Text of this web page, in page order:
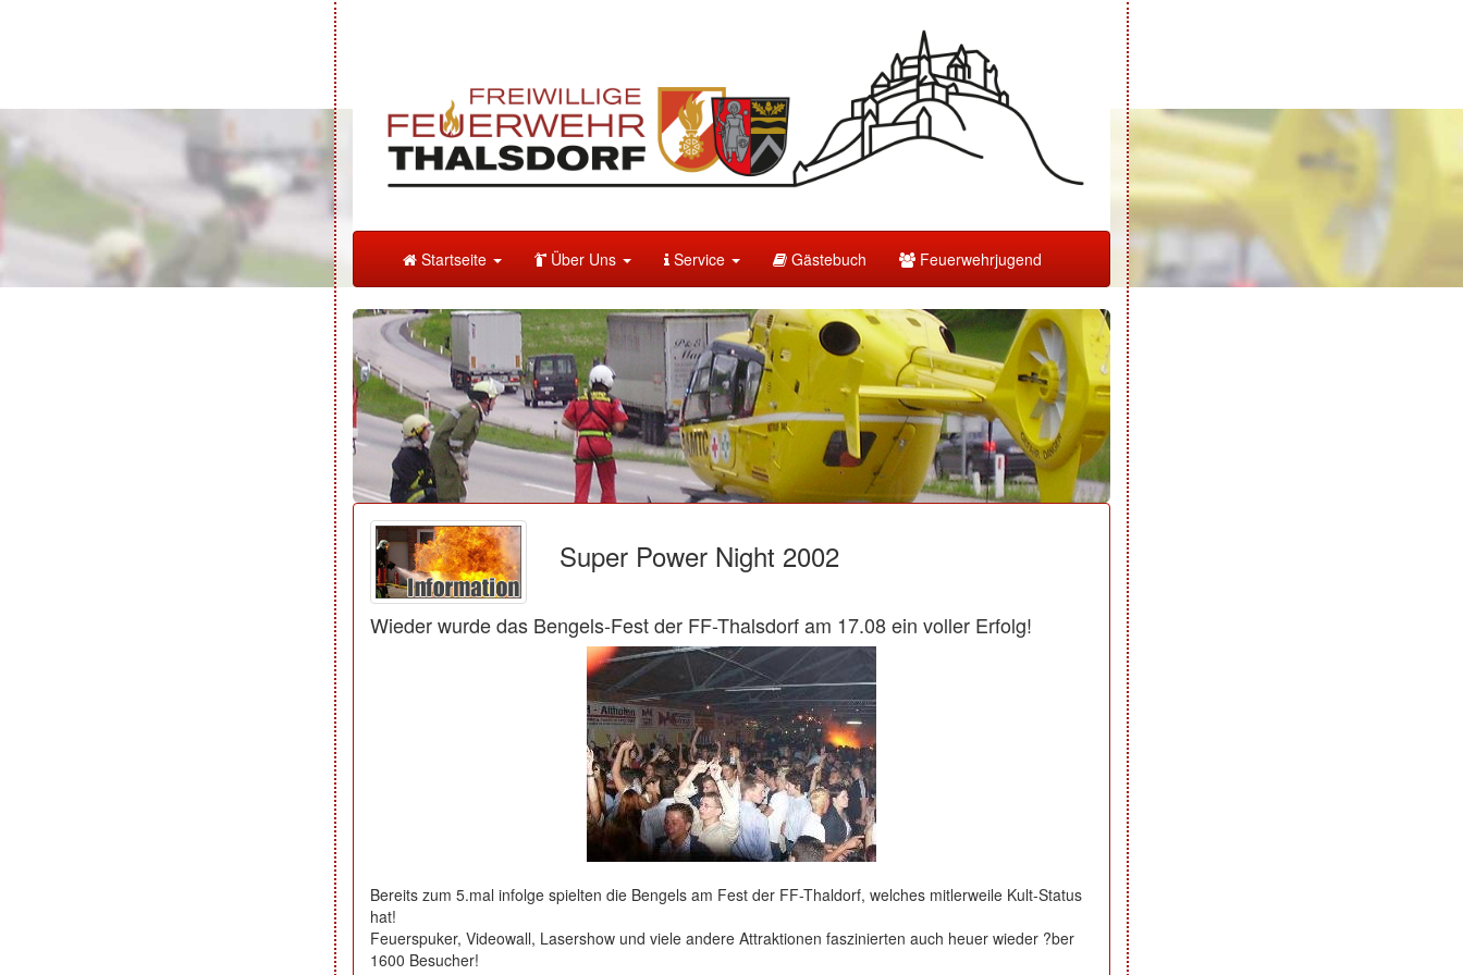
Startseite Über Uns Service Gästebuch Feuerwehrjugend
Super Power Night 2002
Wieder wurde das Bengels-Fest der FF-Thalsdorf am 17.08 ein voller Erfolg!
Bereits zum 5.mal infolge spielten die Bengels am Fest der FF-Thaldorf, welches mitlerweile Kult-Status
hat!
Feuerspuker, Videowall, Lasershow und viele andere Attraktionen faszinierten auch heuer wieder ?ber
1600 Besucher!